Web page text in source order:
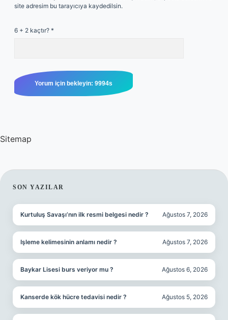
site adresim bu tarayıcıya kaydedilsin.
6 + 2 kaçtır? *
Sitemap
SIDEBAR
SON YAZILAR
Kurtuluş Savaşı’nın ilk resmi belgesi nedir ? Ağustos 7, 2026
Işleme kelimesinin anlamı nedir ? Ağustos 7, 2026
Baykar Lisesi burs veriyor mu ? Ağustos 6, 2026
Kanserde kök hücre tedavisi nedir ? Ağustos 5, 2026